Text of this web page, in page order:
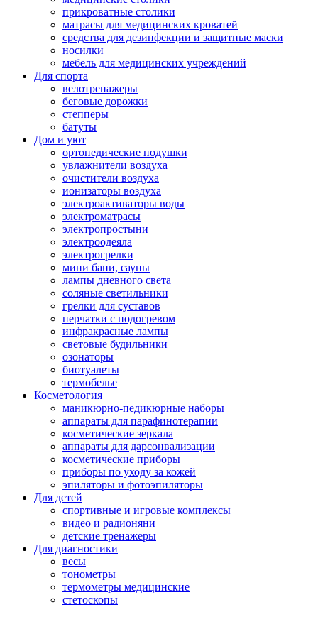
прикроватные столики
матрасы для медицинских кроватей
средства для дезинфекции и защитные маски
носилки
мебель для медицинских учреждений
Для спорта
велотренажеры
беговые дорожки
степперы
батуты
Дом и уют
ортопедические подушки
увлажнители воздуха
очистители воздуха
ионизаторы воздуха
электроактиваторы воды
электроматрасы
электропростыни
электроодеяла
электрогрелки
мини бани, сауны
лампы дневного света
соляные светильники
грелки для суставов
перчатки с подогревом
инфракрасные лампы
световые будильники
озонаторы
биотуалеты
термобелье
Косметология
маникюрно-педикюрные наборы
аппараты для парафинотерапии
косметические зеркала
аппараты для дарсонвализации
косметические приборы
приборы по уходу за кожей
эпиляторы и фотоэпиляторы
Для детей
спортивные и игровые комплексы
видео и радионяни
детские тренажеры
Для диагностики
весы
тонометры
термометры медицинские
стетоскопы